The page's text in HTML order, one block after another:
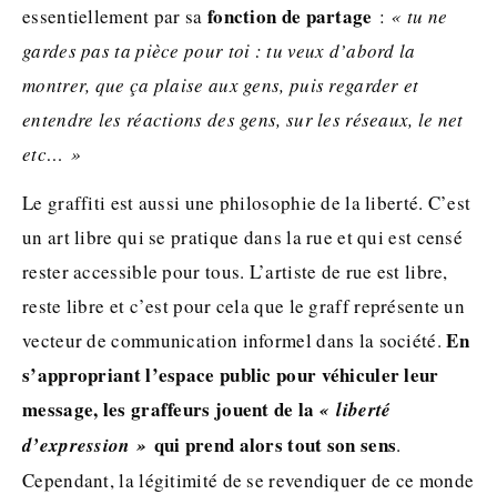
essentiellement par sa fonction de partage : « tu ne
gardes pas ta pièce pour toi : tu veux d’abord la
montrer, que ça plaise aux gens, puis regarder et
entendre les réactions des gens, sur les réseaux, le net
etc… »
Le graffiti est aussi une philosophie de la liberté. C’est
un art libre qui se pratique dans la rue et qui est censé
rester accessible pour tous. L’artiste de rue est libre,
reste libre et c’est pour cela que le graff représente un
vecteur de communication informel dans la société.En
s’appropriant l’espace public pour véhiculer leur
message, les graffeurs jouent de la « liberté
d’expression » qui prend alors tout son sens.
Cependant, la légitimité de se revendiquer de ce monde